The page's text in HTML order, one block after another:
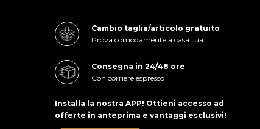
Cambio taglia/articolo gratuito
Prova comodamente a casa tua
Consegna in 24/48 ore
Con corriere espresso
Installa la nostra APP! Ottieni accesso ad
offerte in anteprima e vantaggi esclusivi!